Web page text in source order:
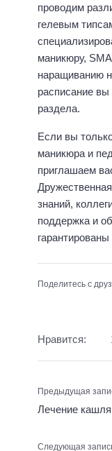
проводим
гелевым
маникюру,
наращиванию
расписание
раздела.
Если вы
маникюра и
приглашаем
знаний,
поддержка и
Поделитесь с
Нравится:
Предыдущая
Лечение
Следующая